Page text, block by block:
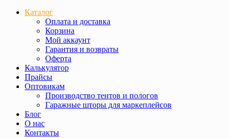
Каталог
Оплата и доставка
Корзина
Мой аккаунт
Гарантия и возвраты
Оферта
Калькулятор
Прайсы
Оптовикам
Производство тентов и пологов
Гаражные шторы для маркеплейсов
Блог
О нас
Контакты